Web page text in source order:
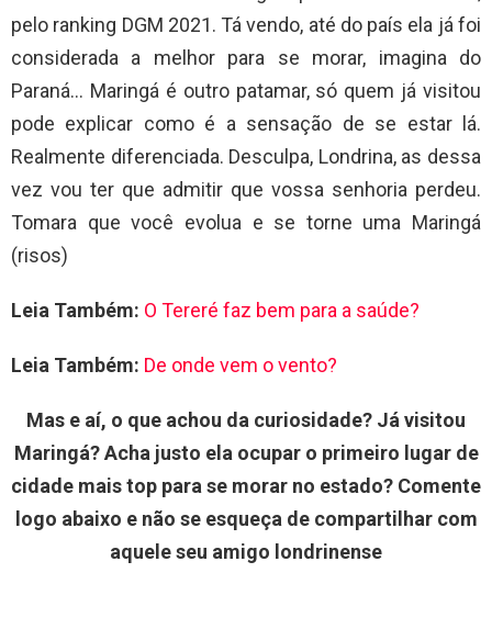
pelo ranking DGM 2021. Tá vendo, até do país ela já foi
considerada a melhor para se morar, imagina do
Paraná… Maringá é outro patamar, só quem já visitou
pode explicar como é a sensação de se estar lá.
Realmente diferenciada. Desculpa, Londrina, as dessa
vez vou ter que admitir que vossa senhoria perdeu.
Tomara que você evolua e se torne uma Maringá
(risos)
Leia Também: O Tereré faz bem para a saúde?
Leia Também: De onde vem o vento?
Mas e aí, o que achou da curiosidade? Já visitou
Maringá? Acha justo ela ocupar o primeiro lugar de
cidade mais top para se morar no estado? Comente
logo abaixo e não se esqueça de compartilhar com
aquele seu amigo londrinense